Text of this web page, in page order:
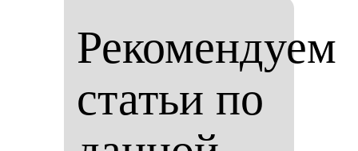
Рекомендуем
статьи по